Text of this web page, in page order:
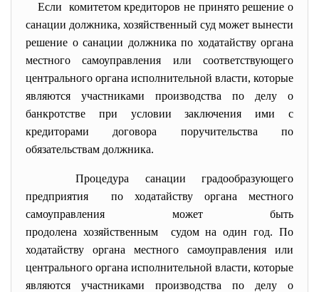
Если комитетом кредиторов не принято решение о
санации должника, хозяйственный суд может вынести
решение о санации должника по ходатайству органа
местного самоуправления или соответствующего
центрального органа исполнительной власти, которые
являются участниками производства по делу о
банкротстве при условии заключения ими с
кредиторами договора поручительства по
обязательствам должника.
Процедура санации градообразующего
предприятия по ходатайству органа местного
самоуправления может быть
продолена хозяйственным судом на один год. По
ходатайству органа местного самоуправления или
центрального органа исполнительной власти, которые
являются участниками производства по делу о